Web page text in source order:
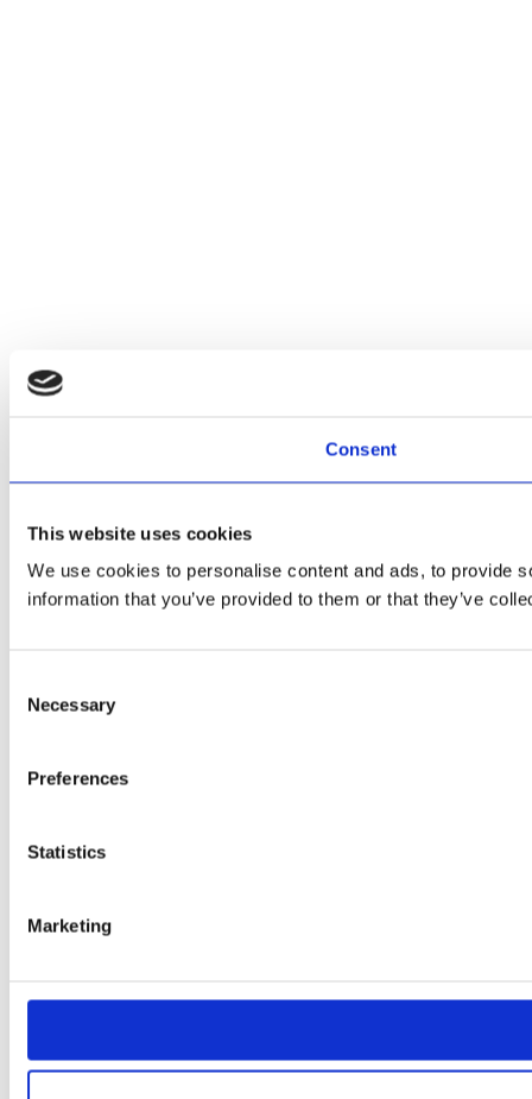
Consent
This website uses cookies
We use cookies to personalise content and ads, to provide
information that you’ve provided to them or that they’ve
Selection
Necessary
Preferences
Statistics
Marketing